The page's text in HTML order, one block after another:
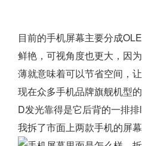
目前的手机屏幕主要分成
鲜艳，可视角度也更大，因
薄就意味着可以节省空间，
现在众多手机品牌旗舰机型
D发光靠得是它后背的一排
我拆了市面上两款手机的屏